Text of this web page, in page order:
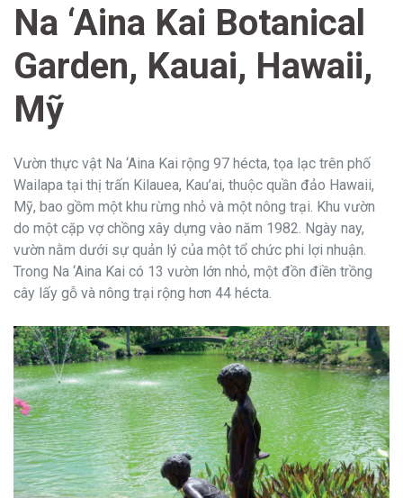
Na ‘Aina Kai Botanical
Garden, Kauai, Hawaii,
Mỹ
Vườn thực vật Na ‘Aina Kai rộng 97 hécta, tọa lạc trên phố
Wailapa tại thị trấn Kilauea, Kau’ai, thuộc quần đảo Hawaii,
Mỹ, bao gồm một khu rừng nhỏ và một nông trại. Khu vườn
do một cặp vợ chồng xây dựng vào năm 1982. Ngày nay,
vườn nằm dưới sự quản lý của một tổ chức phi lợi nhuận.
Trong Na ‘Aina Kai có 13 vườn lớn nhỏ, một đồn điền trồng
cây lấy gỗ và nông trại rộng hơn 44 hécta.